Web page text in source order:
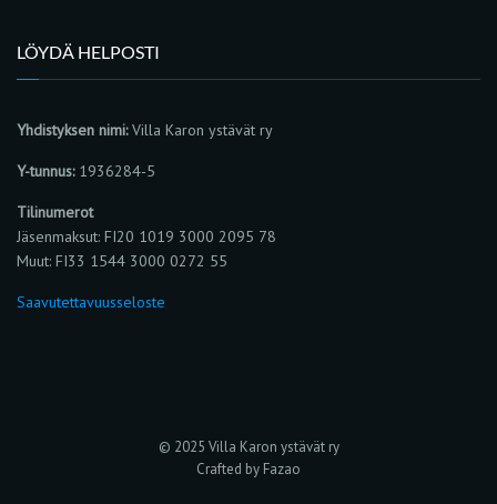
LÖYDÄ HELPOSTI
Yhdistyksen nimi:Villa Karon ystävät ry
Y-tunnus:1936284-5
Tilinumerot
Jäsenmaksut: FI20 1019 3000 2095 78
Muut: FI33 1544 3000 0272 55
Saavutettavuusseloste
© 2025 Villa Karon ystävät ry
Crafted by Fazao